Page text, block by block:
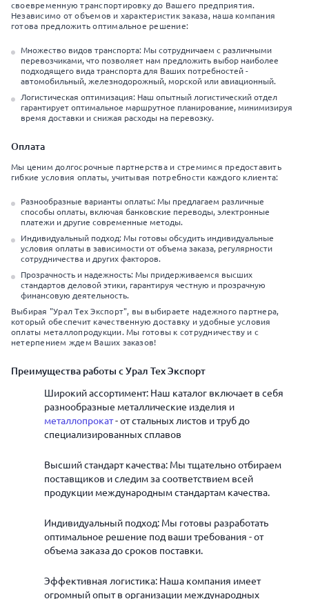
своевременную транспортировку до Вашего предприятия.
Независимо от объемов и характеристик заказа, наша компания
готова предложить оптимальное решение:
Множество видов транспорта: Мы сотрудничаем с различными
перевозчиками, что позволяет нам предложить выбор наиболее
подходящего вида транспорта для Ваших потребностей -
автомобильный, железнодорожный, морской или авиационный.
Логистическая оптимизация: Наш опытный логистический отдел
гарантирует оптимальное маршрутное планирование, минимизируя
время доставки и снижая расходы на перевозку.
Оплата
Мы ценим долгосрочные партнерства и стремимся предоставить
гибкие условия оплаты, учитывая потребности каждого клиента:
Разнообразные варианты оплаты: Мы предлагаем различные
способы оплаты, включая банковские переводы, электронные
платежи и другие современные методы.
Индивидуальный подход: Мы готовы обсудить индивидуальные
условия оплаты в зависимости от объема заказа, регулярности
сотрудничества и других факторов.
Прозрачность и надежность: Мы придерживаемся высших
стандартов деловой этики, гарантируя честную и прозрачную
финансовую деятельность.
Выбирая "Урал Тех Экспорт", вы выбираете надежного партнера,
который обеспечит качественную доставку и удобные условия
оплаты металлопродукции. Мы готовы к сотрудничеству и с
нетерпением ждем Ваших заказов!
Преимущества работы с Урал Тех Экспорт
Широкий ассортимент: Наш каталог включает в себя
разнообразные металлические изделия и
металлопрокат- от стальных листов и труб до
специализированных сплавов
Высший стандарт качества: Мы тщательно отбираем
поставщиков и следим за соответствием всей
продукции международным стандартам качества.
Индивидуальный подход: Мы готовы разработать
оптимальное решение под ваши требования - от
объема заказа до сроков поставки.
Эффективная логистика: Наша компания имеет
огромный опыт в организации международных